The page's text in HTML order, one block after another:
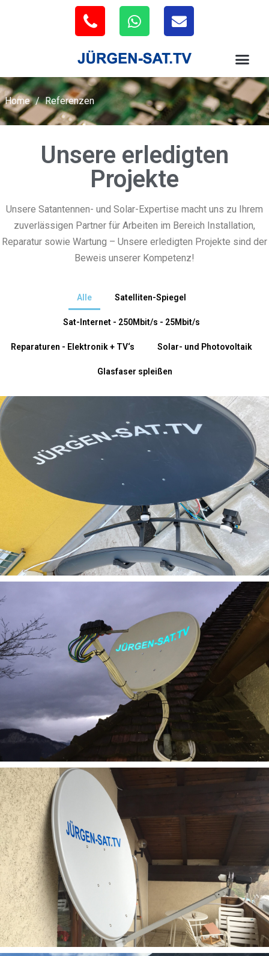
Home / Referenzen
Unsere erledigten
Projekte
Unsere Satantennen- und Solar-Expertise macht uns zu Ihrem
zuverlässigen Partner für Arbeiten im Bereich Installation,
Reparatur sowie Wartung – Unsere erledigten Projekte sind der
Beweis unserer Kompetenz!
Alle Satelliten-Spiegel
Sat-Internet - 250Mbit/s - 25Mbit/s
Reparaturen - Elektronik + TV‘s Solar- und Photovoltaik
Glasfaser spleißen